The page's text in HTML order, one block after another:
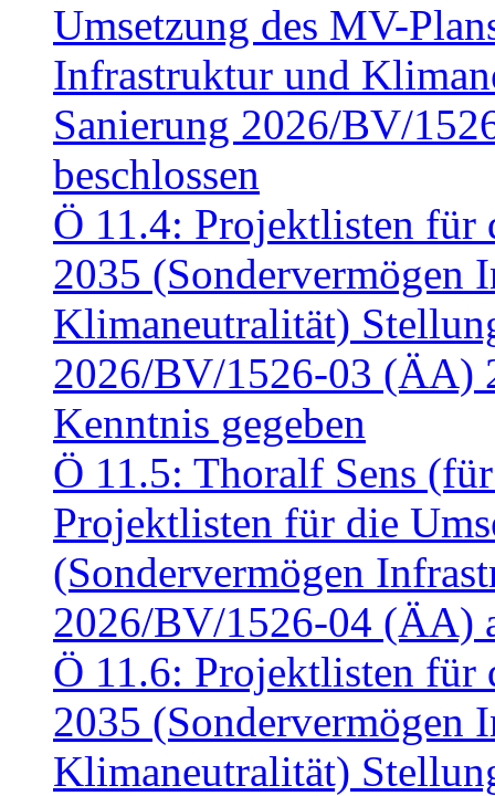
Umsetzung des MV-
Infrastruktur und
Sanierung 2026/BV/
beschlossen
Ö 11.4: Projektlisten für
2035 (Sondervermögen
Klimaneutralität)
2026/BV/1526-03 (ÄA)
Kenntnis gegeben
Ö 11.5: Thoralf Sens
Projektlisten für die
(Sondervermögen
2026/BV/1526-04 (ÄA)
Ö 11.6: Projektlisten für
2035 (Sondervermögen
Klimaneutralität)